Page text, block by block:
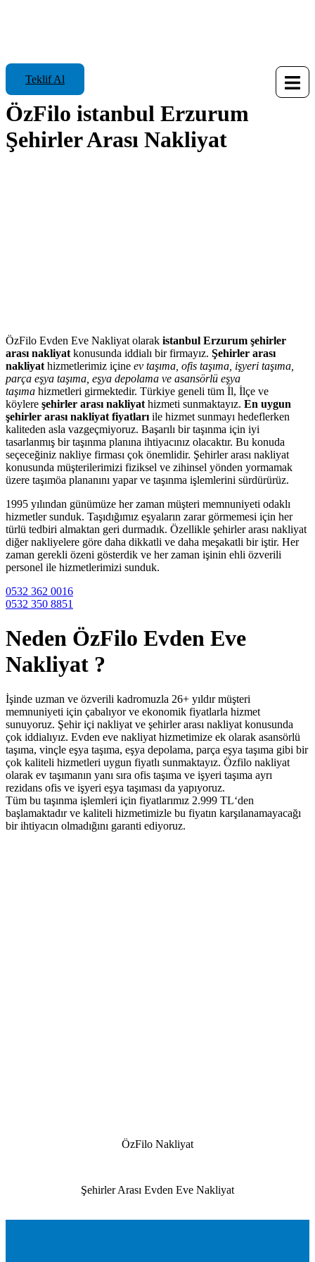
Teklif Al
ÖzFilo istanbul Erzurum
Şehirler Arası Nakliyat
ÖzFilo Evden Eve Nakliyat olarak istanbul Erzurum şehirler
arası nakliyat konusunda iddialı bir firmayız. Şehirler arası
nakliyat hizmetlerimiz içine ev taşıma, ofis taşıma, işyeri taşıma,
parça eşya taşıma, eşya depolama ve asansörlü eşya
taşıma hizmetleri girmektedir. Türkiye geneli tüm İl, İlçe ve
köylere şehirler arası nakliyat hizmeti sunmaktayız. En uygun
şehirler arası nakliyat fiyatları ile hizmet sunmayı hedeflerken
kaliteden asla vazgeçmiyoruz. Başarılı bir taşınma için iyi
tasarlanmış bir taşınma planına ihtiyacınız olacaktır. Bu konuda
seçeceğiniz nakliye firması çok önemlidir. Şehirler arası nakliyat
konusunda müşterilerimizi fiziksel ve zihinsel yönden yormamak
üzere taşımöa plananını yapar ve taşınma işlemlerini sürdürürüz.
1995 yılından günümüze her zaman müşteri memnuniyeti odaklı
hizmetler sunduk. Taşıdığımız eşyaların zarar görmemesi için her
türlü tedbiri almaktan geri durmadık. Özellikle şehirler arası nakliyat
diğer nakliyelere göre daha dikkatli ve daha meşakatli bir iştir. Her
zaman gerekli özeni gösterdik ve her zaman işinin ehli özverili
personel ile hizmetlerimizi sunduk.
0532 362 0016
0532 350 8851
Neden ÖzFilo Evden Eve
Nakliyat ?
İşinde uzman ve özverili kadromuzla 26+ yıldır müşteri
memnuniyeti için çabalıyor ve ekonomik fiyatlarla hizmet
sunuyoruz. Şehir içi nakliyat ve şehirler arası nakliyat konusunda
çok iddialıyız. Evden eve nakliyat hizmetimize ek olarak asansörlü
taşıma, vinçle eşya taşıma, eşya depolama, parça eşya taşıma gibi bir
çok kaliteli hizmetleri uygun fiyatlı sunmaktayız. Özfilo nakliyat
olarak ev taşımanın yanı sıra ofis taşıma ve işyeri taşıma ayrı
rezidans ofis ve işyeri eşya taşıması da yapıyoruz.
Tüm bu taşınma işlemleri için fiyatlarımız 2.999 TL‘den
başlamaktadır ve kaliteli hizmetimizle bu fiyatın karşılanamayacağı
bir ihtiyacın olmadığını garanti ediyoruz.
ÖzFilo Nakliyat
Şehirler Arası Evden Eve Nakliyat